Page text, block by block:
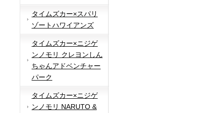
タイムズカー×スパリ
ゾートハワイアンズ
タイムズカー×ニジゲ
ンノモリ クレヨンしん
ちゃんアドベンチャー
パーク
タイムズカー×ニジゲ
ンノモリ NARUTO &